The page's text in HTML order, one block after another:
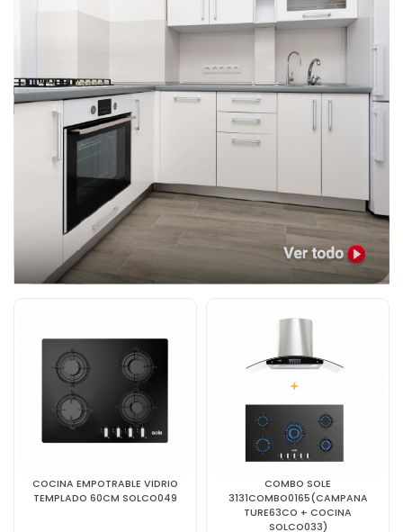
COCINA EMPOTRABLE VIDRIO
TEMPLADO 60CM SOLCO049
COMBO SOLE
3131COMBO0165(CAMPANA
TURE63CO + COCINA
SOLCO033)